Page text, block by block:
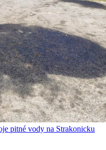
pitné vody na Strakonicku